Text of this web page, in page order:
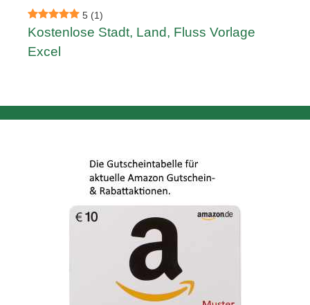
5 (1)
Kostenlose Stadt, Land, Fluss Vorlage
Excel